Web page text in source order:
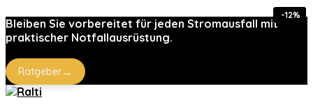
Bleiben Sie vorbereitet für jeden Stromausfall mit
praktischer Notfallausrüstung.
Ratgeber→
-63%
-12%
-12%